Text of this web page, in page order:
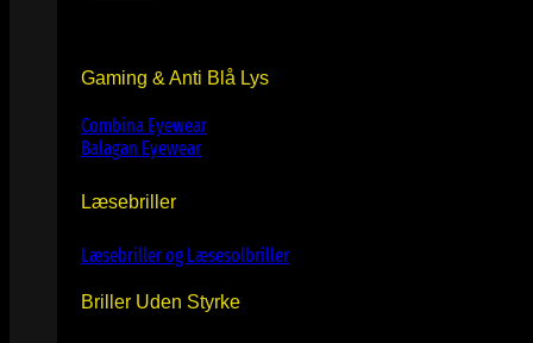
Gaming & Anti Blå Lys
Combina Eyewear
Balagan Eyewear
Læsebriller
Læsebriller og Læsesolbriller
Briller Uden Styrke